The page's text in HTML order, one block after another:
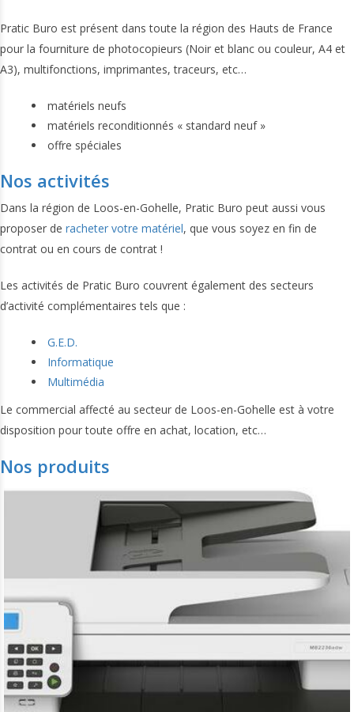
Pratic Buro est présent dans toute la région des Hauts de France
pour la fourniture de photocopieurs (Noir et blanc ou couleur, A4 et
A3), multifonctions, imprimantes, traceurs, etc…
matériels neufs
matériels reconditionnés « standard neuf »
offre spéciales
Nos activités
Dans la région de Loos-en-Gohelle, Pratic Buro peut aussi vous
proposer de racheter votre matériel, que vous soyez en fin de
contrat ou en cours de contrat !
Les activités de Pratic Buro couvrent également des secteurs
d’activité complémentaires tels que :
G.E.D.
Informatique
Multimédia
Le commercial affecté au secteur de Loos-en-Gohelle est à votre
disposition pour toute offre en achat, location, etc…
Nos produits